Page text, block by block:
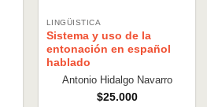
LINGÜISTICA
Sistema y uso de la
entonación en español
hablado
Antonio Hidalgo Navarro
$25.000